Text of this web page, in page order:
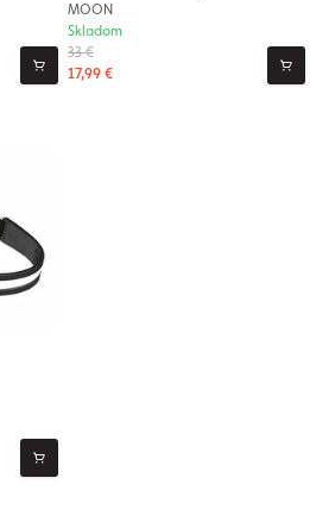
MOON
33 €
17,99 €
Skladom